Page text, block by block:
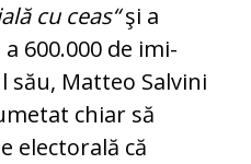
cu ceas“şi a
600.000 de imi­
său, Matteo Salvini
chiar să
electorală că